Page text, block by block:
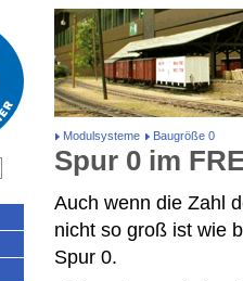
Modulsysteme Baugröße 0
Spur 0 im
Auch wenn die Zahl
nicht so groß ist wie
Spur 0.